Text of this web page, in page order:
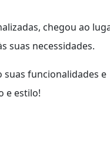
chegou ao
suas necessidades.
funcionalidades e
e estilo!